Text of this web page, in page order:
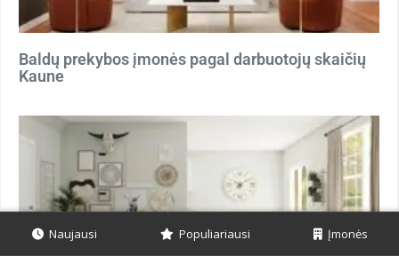
Baldų prekybos įmonės pagal darbuotojų skaičių
Kaune
Naujausi Populiariausi Įmonės